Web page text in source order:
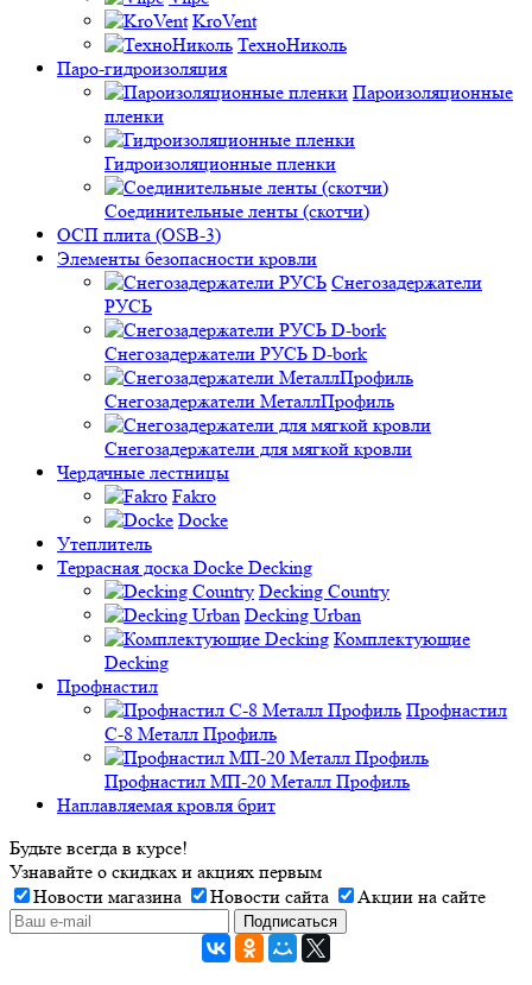
KroVent
ТехноНиколь
Паро-гидроизоляция
Пароизоляционные
пленки
Гидроизоляционные пленки
Соединительные ленты (скотчи)
ОСП плита (OSB-3)
Элементы безопасности кровли
Снегозадержатели
РУСЬ
Снегозадержатели РУСЬ D-bork
Снегозадержатели МеталлПрофиль
Снегозадержатели для мягкой кровли
Чердачные лестницы
Fakro
Docke
Утеплитель
Террасная доска Docke Decking
Decking Country
Decking Urban
Комплектующие
Decking
Профнастил
Профнастил
C-8 Металл Профиль
Профнастил МП-20 Металл Профиль
Наплавляемая кровля брит
Будьте всегда в курсе!
Узнавайте о скидках и акциях первым
Новости магазина
Новости сайта Акции на сайте